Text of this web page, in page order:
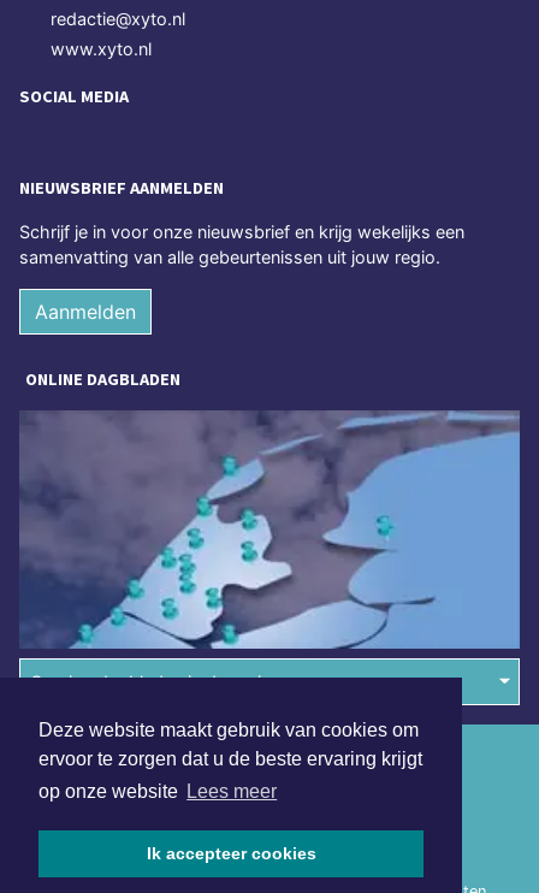
Deze website maakt gebruik van cookies om
ervoor te zorgen dat u de beste ervaring krijgt
op onze website Lees meer
Ik accepteer cookies
redactie@xyto.nl
www.xyto.nl
SOCIAL MEDIA
NIEUWSBRIEF AANMELDEN
Schrijf je in voor onze nieuwsbrief en krijg wekelijks een
samenvatting van alle gebeurtenissen uit jouw regio.
Aanmelden
ONLINE DAGBLADEN
Overige dagbladen in de regio
Algemene voorwaarden
Disclaimer